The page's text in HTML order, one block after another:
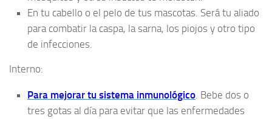
En tu cabello o el pelo de tus mascotas. Será tu aliado
para combatir la caspa, la sarna, los piojos y otro tipo
de infecciones.
Interno:
Para mejorar tu sistema inmunológico . Bebe dos o
tres gotas al día para evitar que las enfermedades